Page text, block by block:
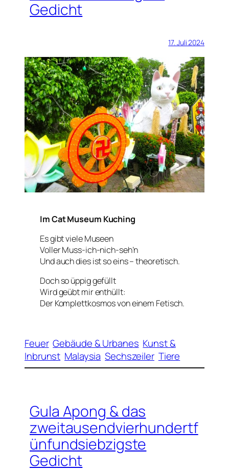
Gedicht
17. Juli 2024
Im Cat Museum Kuching
Es gibt viele Museen
Voller Muss-ich-nich-seh’n
Und auch dies ist so eins – theoretisch.
Doch so üppig gefüllt
Wird geübt mir enthüllt:
Der Komplettkosmos von einem Fetisch.
Feuer Gebäude & Urbanes Kunst &
Inbrunst Malaysia Sechszeiler Tiere
Gula Apong & das
zweitausendvierhundertf
ünfundsiebzigste
Gedicht